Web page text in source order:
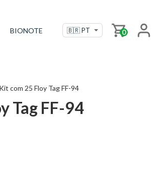
BIONOTE 0
Kit com 25 Floy Tag FF-94
Tag FF-94